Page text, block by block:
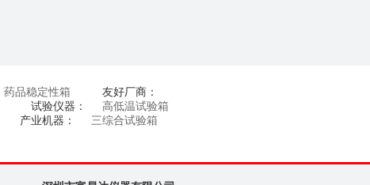
药品稳定性箱
友好厂商：
试验仪器：
高低温试验箱
产业机器：
三综合试验箱